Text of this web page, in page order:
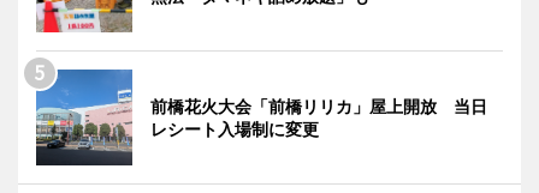
前橋花火大会「前橋リリカ」屋上開放 当日
レシート入場制に変更